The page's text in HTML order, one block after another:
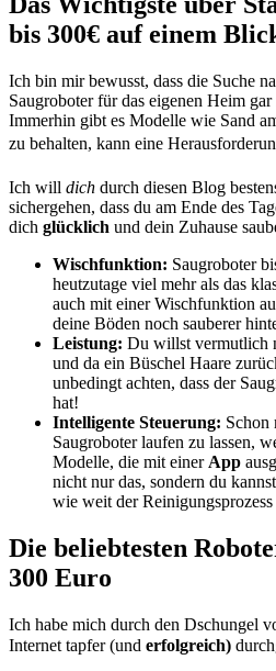
bis 300€ auf einem
Ich bin mir bewusst, dass die Suche
Saugroboter für das eigenen Heim gar
Immerhin gibt es Modelle wie Sand
zu behalten, kann eine
Ich will dich durch diesen Blog
sichergehen, dass du am Ende des
dich glücklich und dein Zuhause
Wischfunktion: Saugroboter
heutzutage viel mehr als das
auch mit einer Wischfunktion
deine Böden noch sauberer
Leistung: Du willst vermutlich
und da ein Büschel Haare
unbedingt achten, dass der
hat!
Intelligente Steuerung: Schon
Saugroboter laufen zu lassen,
Modelle, die mit einer App
nicht nur das, sondern du
wie weit der Reinigungsprozess
Die beliebtesten
300 Euro
Ich habe mich durch den Dschungel
Internet tapfer (und erfolgreich)